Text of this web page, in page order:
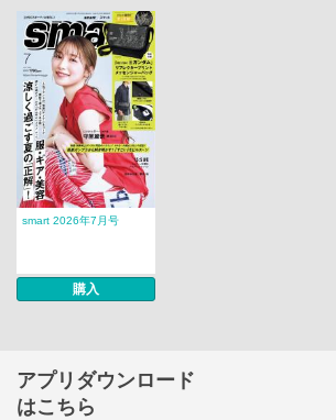
smart 2026年7月号
購入
アプリダウンロード
はこちら